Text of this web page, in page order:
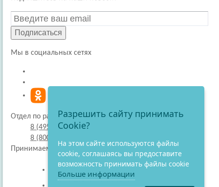
Подписаться
Мы в социальных сетях
Отдел по работе с покупателями
8 (495) 220-51-30
8 (800) 707-27-19
Принимаем к оплате
Разрешить сайту принимать
Cookie?
На этом сайте используются файлы
cookie, соглашаясь вы предоставите
возможность принимать файлы cookie
Больше информации